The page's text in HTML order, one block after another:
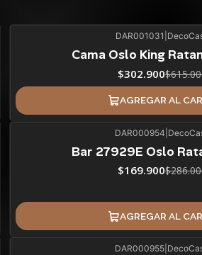
DAR001031
Cama Oslo King
$302.900
AGREGAR AL
DAR000954
Bar 27929E Oslo
$169.900
AGREGAR AL
DAR000955